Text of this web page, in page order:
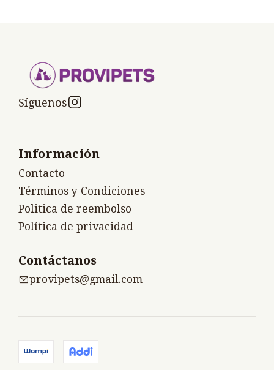
Síguenos
Información
Contacto
Términos y Condiciones
Politica de reembolso
Política de privacidad
Contáctanos
provipets@gmail.com